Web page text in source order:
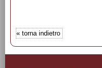
« torna indietro